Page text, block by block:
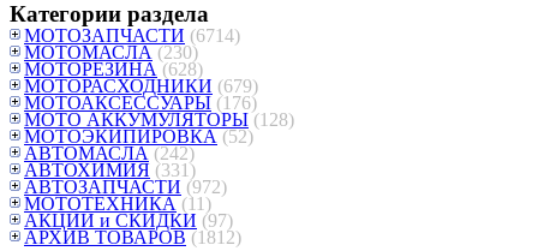
Категории раздела
МОТОЗАПЧАСТИ (6714)
МОТОМАСЛА (230)
МОТОРЕЗИНА (628)
МОТОРАСХОДНИКИ (679)
МОТОАКСЕССУАРЫ (176)
МОТО АККУМУЛЯТОРЫ (128)
МОТОЭКИПИРОВКА (52)
АВТОМАСЛА (242)
АВТОХИМИЯ (331)
АВТОЗАПЧАСТИ (972)
МОТОТЕХНИКА (11)
АКЦИИ и СКИДКИ (97)
АРХИВ ТОВАРОВ (1812)